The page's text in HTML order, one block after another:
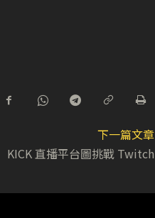
下一篇文章
直播平台圖挑戰 Twitch